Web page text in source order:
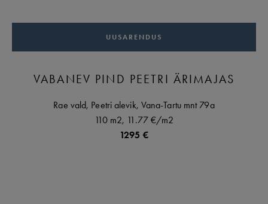
UUSARENDUS
VABANEV PIND PEETRI ÄRIMAJAS
Rae vald, Peetri alevik, Vana-Tartu mnt79a
110 m2, 11.77 €/m2
1295 €